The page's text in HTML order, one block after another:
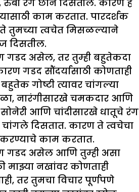
रुबी रंग छान दिसतील. कारण हे
काम करतात. पारदर्शक
तुमच्या त्वचेत मिसळल्याने
दिसतील.
गडद असेल, तर तुम्ही बहुतेकदा
गडद सौंदर्यासाठी कोणताही
गोष्टी त्यावर चांगल्या
नारंगीसारखे चमकदार आणि
आणि चांदीसारखे धातूचे रंग
दिसतात. कारण ते त्वचेचा
काम करतात.
गडद असेल आणि तुम्ही असा
माझ्या नखांवर कोणताही
तर तुमचा विचार पूर्णपणे